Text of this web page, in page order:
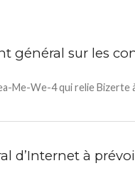
général sur les
Me-We-4 qui relie
d’Internet à